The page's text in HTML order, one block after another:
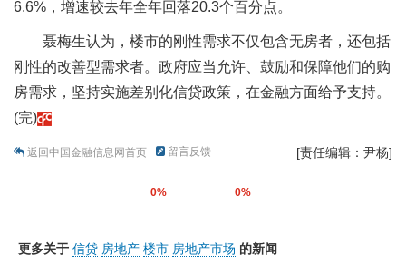
6.6%，增速较去年全年回落20.3个百分点。
聂梅生认为，楼市的刚性需求不仅包含无房者，还包括
刚性的改善型需求者。政府应当允许、鼓励和保障他们的购
房需求，坚持实施差别化信贷政策，在金融方面给予支持。
(完)
返回中国金融信息网首页 留言反馈 [责任编辑：尹杨]
0% 0%
更多关于 信贷 房地产 楼市 房地产市场 的新闻